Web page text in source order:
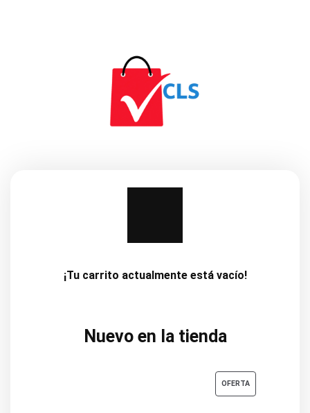
¡Tu carrito actualmente está vacío!
Nuevo en la tienda
OFERTAPRODUCTO